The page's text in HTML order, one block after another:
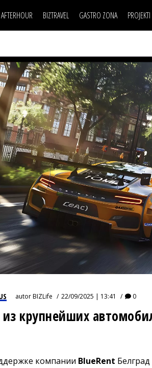
AFTERHOUR
KNJIGE
AUTO SVET
STIL
WELLBEING
BIZTRAVEL GASTRO ZONA PROJEKTI
TASTY TALKS
30 ISPOD 30
BACK TO OFFICE/SCHOOL
BIZBENDOVI
BIZKOLEGIJUM
BMW BIZNIS LIGA
BIZLIFE WEEK
IZJAVA GODINE
FILM I SCENA
AUTO SVET
STIL
WELLBEING
NAJKOLEGA
30 ISPOD 30
BACK TO OFFICE/SCHOOL
BIZBENDOVI
BIZKOLEGIJUM
BMW BIZNIS LIGA
BIZLIFE WEEK
IZJAVA GODINE
autorBIZLife 22/09/2025 | 13:41 0
крупнейших
компании BlueRent